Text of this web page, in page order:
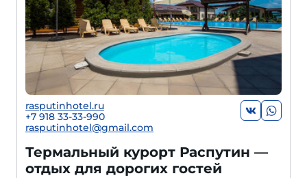
rasputinhotel.ru
+7 918 33-33-990
rasputinhotel@gmail.com
Термальный курорт Распутин —
отдых для дорогих гостей